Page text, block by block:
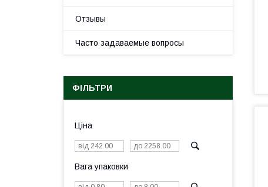
Отзывы
Часто задаваемые вопросы
ФІЛЬТРИ
Ціна
Вага упаковки